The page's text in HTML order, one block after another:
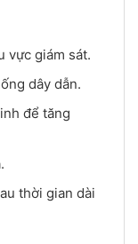
vực giám sát.
dây dẫn.
để tăng
thời gian dài